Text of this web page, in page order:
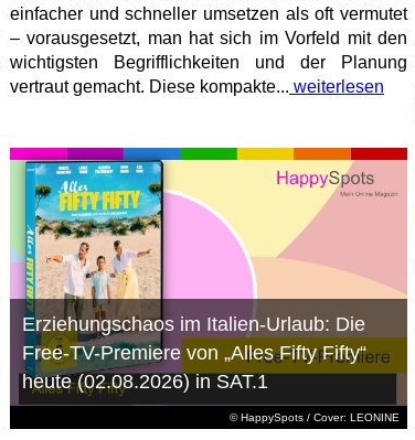
einfacher und schneller umsetzen als oft vermutet
– vorausgesetzt, man hat sich im Vorfeld mit den
wichtigsten Begrifflichkeiten und der Planung
vertraut gemacht. Diese kompakte... weiterlesen
© HappySpots / Cover: LEONINE
Erziehungschaos im Italien-Urlaub: Die
Free-TV-Premiere von „Alles Fifty Fifty“
heute (02.08.2026) in SAT.1